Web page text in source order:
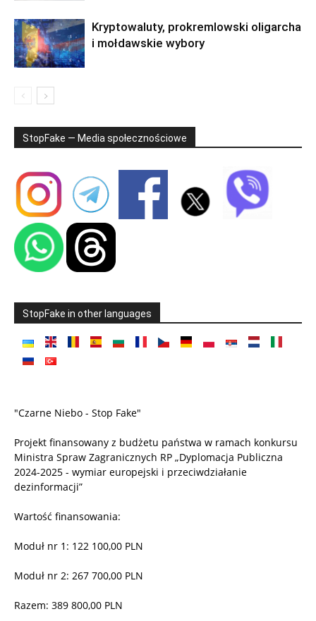
Kryptowaluty, prokremlowski oligarcha
i mołdawskie wybory
StopFake — Media społecznościowe
StopFake in other languages
"Czarne Niebo - Stop Fake"
Projekt finansowany z budżetu państwa w ramach konkursu
Ministra Spraw Zagranicznych RP „Dyplomacja Publiczna
2024-2025 - wymiar europejski i przeciwdziałanie
dezinformacji”
Wartość finansowania:
Moduł nr 1: 122 100,00 PLN
Moduł nr 2: 267 700,00 PLN
Razem: 389 800,00 PLN